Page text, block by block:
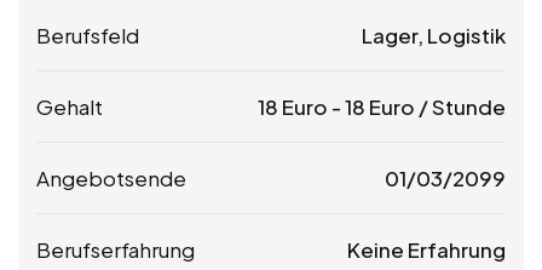
Berufsfeld Lager, Logistik
Gehalt 18 Euro -18 Euro / Stunde
Angebotsende 01/03/2099
Berufserfahrung Keine Erfahrung